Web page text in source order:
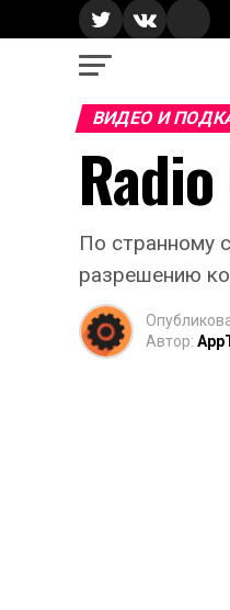
ВИДЕО И
По странному
разрешению
Автор: